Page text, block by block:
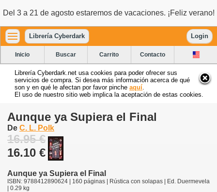
Del 3 a 21 de agosto estaremos de vacaciones. ¡Feliz verano!
Librería Cyberdark Login
Inicio Buscar Carrito Contacto
Librería Cyberdark.net usa cookies para poder ofrecer sus
servicios de compra. Si desea más información acerca de qué
son y en qué le afectan por favor pinche aquí
El uso de nuestro sitio web implica la aceptación de estas cookies.
Aunque ya Supiera el Final
De C. L. Polk
16.95 €
16.10 €
Aunque ya Supiera el Final
ISBN: 9788412890624 | 160 páginas | Rústica con solapas | Ed. Duermevela
| 0.29 kg